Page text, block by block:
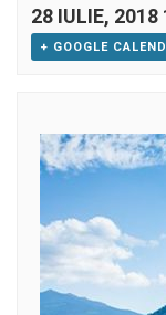
28 IULIE, 2018
+ GOOGLE